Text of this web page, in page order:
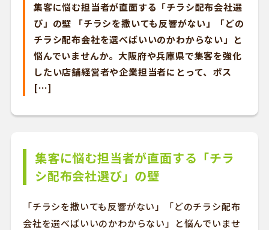
集客に悩む担当者が直面する「チラシ配布会社選
び」の壁 「チラシを撒いても反響がない」「どの
チラシ配布会社を選べばいいのかわからない」と
悩んでいませんか。大阪府や兵庫県で集客を強化
したい店舗経営者や企業担当者にとって、ポス
[…]
集客に悩む担当者が直面する「チラ
シ配布会社選び」の壁
「チラシを撒いても反響がない」「どのチラシ配布
会社を選べばいいのかわからない」と悩んでいませ